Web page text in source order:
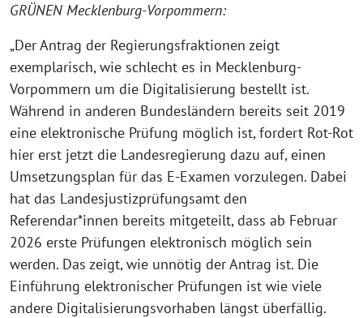
GRÜNEN Mecklenburg-Vorpommern:
„Der Antrag der Regierungsfraktionen zeigt
exemplarisch, wie schlecht es in Mecklenburg-
Vorpommern um die Digitalisierung bestellt ist.
Während in anderen Bundesländern bereits seit 2019
eine elektronische Prüfung möglich ist, fordert Rot-Rot
hier erst jetzt die Landesregierung dazu auf, einen
Umsetzungsplan für das E-Examen vorzulegen. Dabei
hat das Landesjustizprüfungsamt den
Referendar*innen bereits mitgeteilt, dass ab Februar
2026 erste Prüfungen elektronisch möglich sein
werden. Das zeigt, wie unnötig der Antrag ist. Die
Einführung elektronischer Prüfungen ist wie viele
andere Digitalisierungsvorhaben längst überfällig.